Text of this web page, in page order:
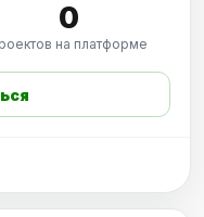
0
на платформе